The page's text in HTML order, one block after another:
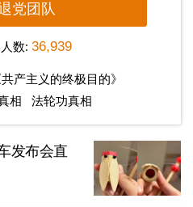
党团队
数: 36,939
共产主义的终极目的》
相
法轮功真相
发布会直